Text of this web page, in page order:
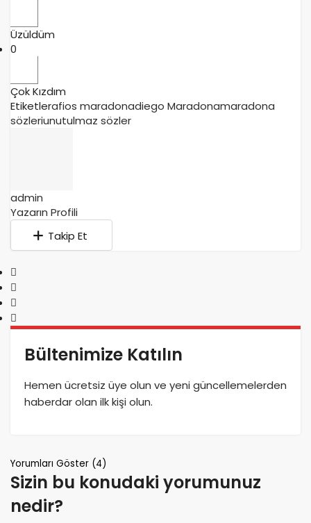
Üzüldüm
0
Çok Kızdım
Etiketlerafios maradonadiego Maradonamaradona
sözleriunutulmaz sözler
admin
Yazarın Profili
Takip Et
Bültenimize Katılın
Hemen ücretsiz üye olun ve yeni güncellemelerden
haberdar olan ilk kişi olun.
Yorumları Göster (4)
Sizin bu konudaki yorumunuz
nedir?